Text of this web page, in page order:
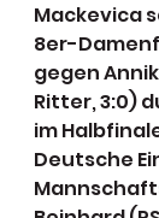
Mackevica
8er-
gegen
Ritter, 3:0)
im
Deutsche